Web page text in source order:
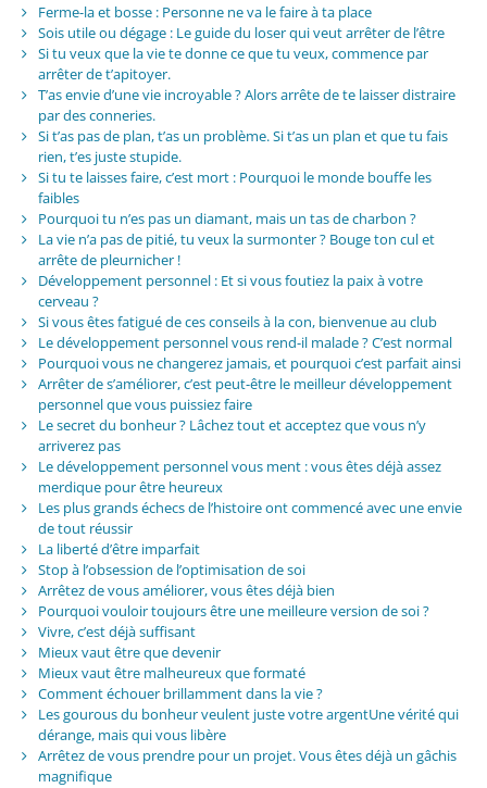
Ferme-la et bosse : Personne ne va le faire à ta place
Sois utile ou dégage : Le guide du loser qui veut arrêter de l’être
Si tu veux que la vie te donne ce que tu veux, commence par
arrêter de t’apitoyer.
T’as envie d’une vie incroyable ? Alors arrête de te laisser distraire
par des conneries.
Si t’as pas de plan, t’as un problème. Si t’as un plan et que tu fais
rien, t’es juste stupide.
Si tu te laisses faire, c’est mort : Pourquoi le monde bouffe les
faibles
Pourquoi tu n’es pas un diamant, mais un tas de charbon ?
La vie n’a pas de pitié, tu veux la surmonter ? Bouge ton cul et
arrête de pleurnicher !
Développement personnel : Et si vous foutiez la paix à votre
cerveau ?
Si vous êtes fatigué de ces conseils à la con, bienvenue au club
Le développement personnel vous rend-il malade ? C’est normal
Pourquoi vous ne changerez jamais, et pourquoi c’est parfait ainsi
Arrêter de s’améliorer, c’est peut-être le meilleur développement
personnel que vous puissiez faire
Le secret du bonheur ? Lâchez tout et acceptez que vous n’y
arriverez pas
Le développement personnel vous ment : vous êtes déjà assez
merdique pour être heureux
Les plus grands échecs de l’histoire ont commencé avec une envie
de tout réussir
La liberté d’être imparfait
Stop à l’obsession de l’optimisation de soi
Arrêtez de vous améliorer, vous êtes déjà bien
Pourquoi vouloir toujours être une meilleure version de soi ?
Vivre, c’est déjà suffisant
Mieux vaut être que devenir
Mieux vaut être malheureux que formaté
Comment échouer brillamment dans la vie ?
Les gourous du bonheur veulent juste votre argentUne vérité qui
dérange, mais qui vous libère
Arrêtez de vous prendre pour un projet. Vous êtes déjà un gâchis
magnifique